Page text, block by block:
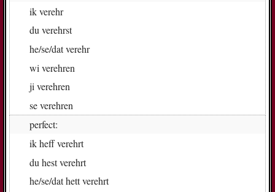
ikver­ehr
duver­ehrst
he/se/datver­ehr
wi ver­eh­ren
jiver­eh­ren
sever­eh­ren
perfect:
ikheff ver­ehrt
du hest ver­ehrt
he/se/dathett ver­ehrt